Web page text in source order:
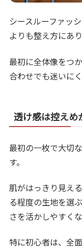
シースルーファッ
よりも整え方にあり
最初に全体像をつ
合わせでも迷いに
透け感は控えめ
最初の一枚で大切
す。
肌がはっきり見え
る程度の生地を選
さを活かしやすくな
特に初心者は、全